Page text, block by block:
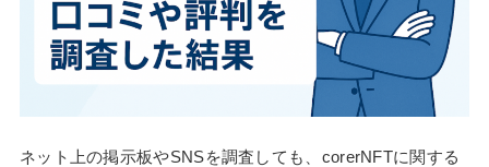
ネット上の掲示板やSNSを調査しても、corerNFTに関する